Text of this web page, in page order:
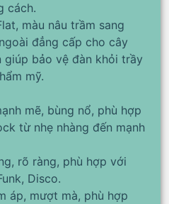
cách.
màu nâu trầm sang
đẳng cấp cho cây
giúp bảo vệ đàn khỏi trầy
mỹ.
mẽ, bùng nổ, phù hợp
từ nhẹ nhàng đến mạnh
rõ ràng, phù hợp với
Disco.
áp, mượt mà, phù hợp